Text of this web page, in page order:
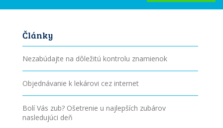
Články
Nezabúdajte na dôležitú kontrolu znamienok
Objednávanie k lekárovi cez internet
Bolí Vás zub? Ošetrenie u najlepších zubárov
nasledujúci deň